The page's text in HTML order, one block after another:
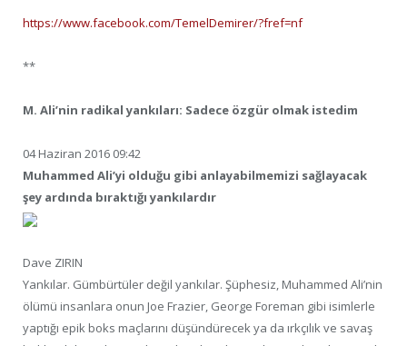
https://www.facebook.com/TemelDemirer/?fref=nf
**
M. Ali’nin radikal yankıları: Sadece özgür olmak istedim
04 Haziran 2016 09:42
Muhammed Ali’yi olduğu gibi anlayabilmemizi sağlayacak
şey ardında bıraktığı yankılardır
Dave ZIRIN
Yankılar. Gümbürtüler değil yankılar. Şüphesiz, Muhammed Ali’nin
ölümü insanlara onun Joe Frazier, George Foreman gibi isimlerle
yaptığı epik boks maçlarını düşündürecek ya da ırkçılık ve savaş